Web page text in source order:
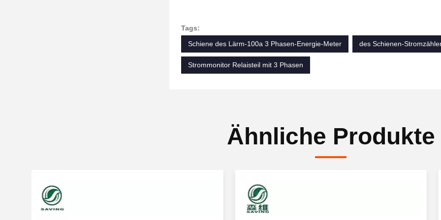
Tags:
Schiene des Lärm-100a 3 Phasen-Energie-Meter
des Schienen-
Strommonitor Relaisteil mit 3 Phasen
Ähnliche Produkte